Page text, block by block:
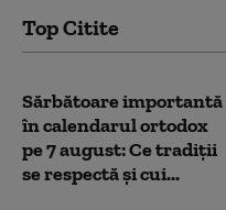
Top Citite
Sărbătoare importantă
în calendarul ortodox
pe 7 august: Ce tradiții
se respectă și cui...